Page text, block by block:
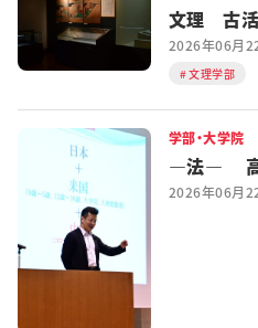
文理 古活
2026年06月
文理学部
学部・大学院
―法― 高
2026年06月